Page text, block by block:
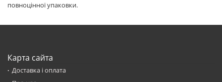
повноцінної упаковки.
Карта сайта
Доставка і оплата